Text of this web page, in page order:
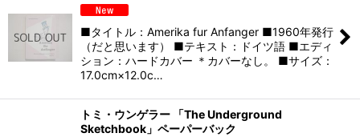
■タイトル：Amerika fur Anfanger ■1960年発行
（だと思います） ■テキスト：ドイツ語 ■エディ
ション：ハードカバー ＊カバーなし。 ■サイズ：
17.0cm×12.0c…
トミ・ウンゲラー 「The Underground
Sketchbook」ペーパーバック